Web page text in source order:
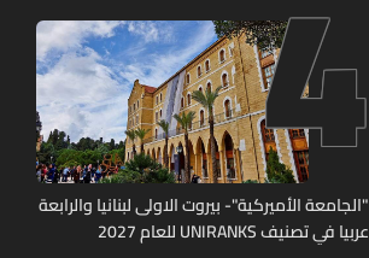
4
"الجامعة الأميركية"- بيروت الاولى لبنانيا والرابعة
عربيا في تصنيف UNIRANKS للعام 2027